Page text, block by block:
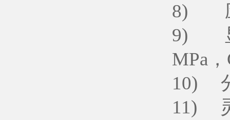
8) 应
9) 显
MPa
10) 分
11)